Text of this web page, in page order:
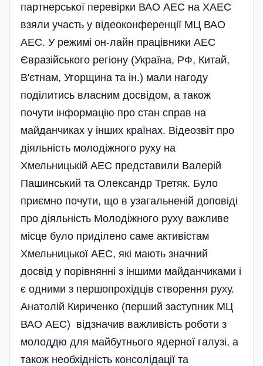
партнерської перевірки ВАО АЕС на ХАЕС
взяли участь у відеоконференції МЦ ВАО
АЕС. У режимі он-лайн працівники АЕС
Євразійського регіону (Україна, РФ, Китай,
В'єтнам, Угорщина та ін.) мали нагоду
поділитись власним досвідом, а також
почути інформацію про стан справ на
майданчиках у інших країнах. Відеозвіт про
діяльність молодіжного руху на
Хмельницькій АЕС представили Валерій
Пашинський та Олександр Третяк. Було
приємно почути, що в узагальненій доповіді
про діяльність Молодіжного руху важливе
місце було приділено саме активістам
Хмельницької АЕС, які мають значний
досвід у порівнянні з іншими майданчиками і
є одними з першопрохідців створення руху.
Анатолій Кириченко (перший заступник МЦ
ВАО АЕС) відзначив важливість роботи з
молоддю для майбутнього ядерної галузі, а
також необхідність консолідації та